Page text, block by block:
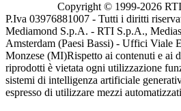
Copyright © 1999-2026
P.Iva 03976881007 - Tutti i diritti
Mediamond S.p.A. - RTI S.p.A.,
Amsterdam (Paesi Bassi) - Uffici Viale
Monzese (MI)Rispetto ai contenuti e ai
riprodotti è vietata ogni utilizzazione
sistemi di intelligenza artificiale
espresso di utilizzare mezzi